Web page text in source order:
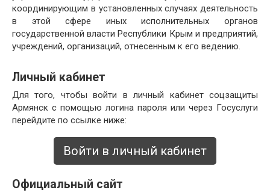
координирующим в установленных случаях деятельность
в этой сфере иных исполнительных органов
государственной власти Республики Крым и предприятий,
учреждений, организаций, отнесенным к его ведению.
Личный кабинет
Для того, чтобы войти в личный кабинет соцзащиты
Армянск с помощью логина пароля или через Госуслуги
перейдите по ссылке ниже:
Войти в личный кабинет
Официальный сайт